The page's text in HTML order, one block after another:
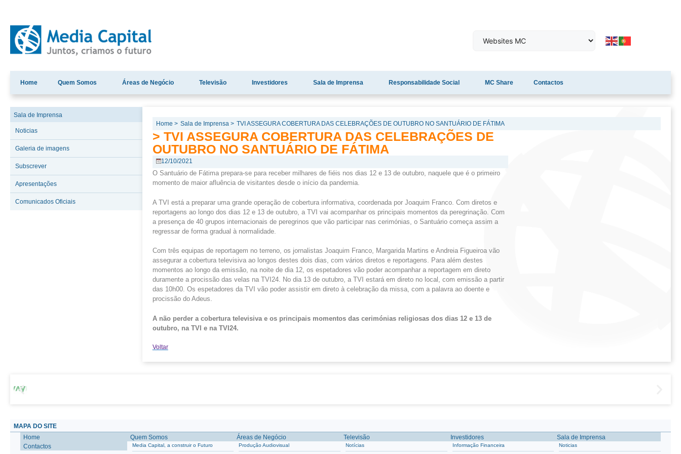
Home Quem Somos Áreas de Negócio Televisão Investidores Sala de Imprensa Responsabilidade Social MC Share Contactos
Sala de Imprensa
Noticias
Galeria de imagens
Subscrever
Apresentações
Comunicados Oficiais
Home > Sala de Imprensa > TVI ASSEGURA COBERTURA DAS CELEBRAÇÕES DE OUTUBRO NO SANTUÁRIO DE FÁTIMA
> TVI ASSEGURA COBERTURA DAS CELEBRAÇÕES DE
OUTUBRO NO SANTUÁRIO DE FÁTIMA
12/10/2021
O Santuário de Fátima prepara-se para receber milhares de fiéis nos dias 12 e 13 de outubro, naquele que é o primeiro
momento de maior afluência de visitantes desde o início da pandemia.
A TVI está a preparar uma grande operação de cobertura informativa, coordenada por Joaquim Franco. Com diretos e
reportagens ao longo dos dias 12 e 13 de outubro, a TVI vai acompanhar os principais momentos da peregrinação. Com
a presença de 40 grupos internacionais de peregrinos que vão participar nas cerimónias, o Santuário começa assim a
regressar de forma gradual à normalidade.
Com três equipas de reportagem no terreno, os jornalistas Joaquim Franco, Margarida Martins e Andreia Figueiroa vão
assegurar a cobertura televisiva ao longos destes dois dias, com vários diretos e reportagens. Para além destes
momentos ao longo da emissão, na noite de dia 12, os espetadores vão poder acompanhar a reportagem em direto
duramente a procissão das velas na TVI24. No dia 13 de outubro, a TVI estará em direto no local, com emissão a partir
das 10h00. Os espetadores da TVI vão poder assistir em direto à celebração da missa, com a palavra ao doente e
procissão do Adeus.
A não perder a cobertura televisiva e os principais momentos das cerimónias religiosas dos dias 12 e 13 de
outubro, na TVI e na TVI24.
Voltar
MAPA DO SITE
Home
Contactos
Quem Somos
Media Capital, a construir o Futuro
Áreas de Negócio
Produção Audiovisual
Televisão
Notícias
Investidores
Informação Financeira
Sala de Imprensa
Noticias